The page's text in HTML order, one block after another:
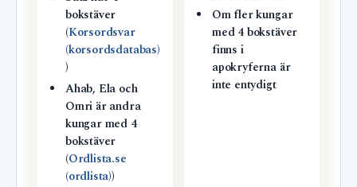
bokstäver
(Korsordsvar
(korsordsdatabas)
)
Ahab, Ela och
Omri är andra
kungar med 4
bokstäver
(Ordlista.se
(ordlista))
Om fler kungar
med 4 bokstäver
finns i
apokryferna är
inte entydigt